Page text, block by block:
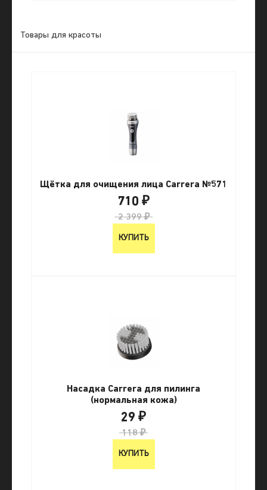
Товары для красоты
Щётка для очищения лица Carrera №571
710 ₽
2 399 ₽
КУПИТЬ
Насадка Carrera для пилинга
(нормальная кожа)
29 ₽
118 ₽
КУПИТЬ